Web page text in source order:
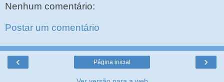
Nenhum comentário:
Postar um comentário
‹ ›
Página inicial